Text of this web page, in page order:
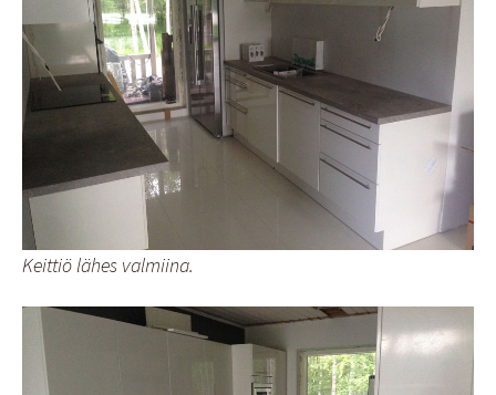
Keittiö lähes valmiina.